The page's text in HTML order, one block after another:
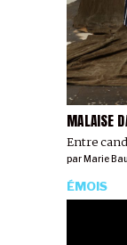
MALAISE
Entre
parMarie
ÉMOIS